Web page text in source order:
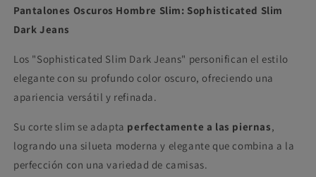
Pantalones Oscuros Hombre Slim: Sophisticated Slim
Dark Jeans
Los "Sophisticated Slim Dark Jeans" personifican el estilo
elegante con su profundo color oscuro, ofreciendo una
apariencia versátil y refinada.
Su corte slim se adapta perfectamente a las piernas,
logrando una silueta moderna y elegante que combina a la
perfección con una variedad de camisas.